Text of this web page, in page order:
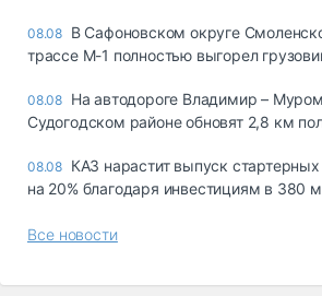
08.08 В Сафоновском округе
трассе М-1 полностью выгорел
08.08 На автодороге Владимир –
Судогодском районе обновят 2,8 км
08.08 КАЗ нарастит выпуск
на 20% благодаря инвестициям в 380
Все новости